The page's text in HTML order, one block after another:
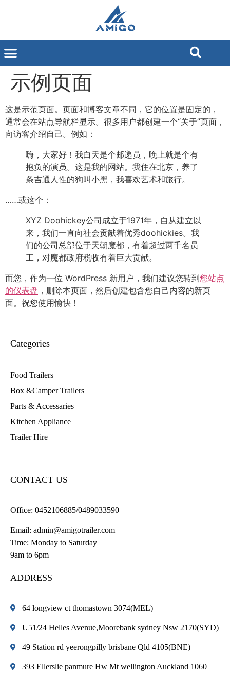
示例页面
这是示范页面。页面和博客文章不同，它的位置是固定的，
通常会在站点导航栏显示。很多用户都创建一个“关于”页面，
向访客介绍自己。例如：
嗨，大家好！我白天是个邮递员，晚上就是个有
抱负的演员。这是我的网站。我住在北京，养了
条吉通人性的狗叫小黑，我喜欢艺术和旅行。
……或这个：
XYZ Doohickey公司成立于1971年，自从建立以
来，我们一直向社会贡献着优秀doohickies。我
们的公司总部位于天朝魔都，有着超过两千名员
工，对魔都政府税收有着巨大贡献。
而您，作为一位 WordPress 新用户，我们建议您转到您站点
的仪表盘 ，删除本页面，然后创建包含您自己内容的新页
面。祝您使用愉快！
Categories
Food Trailers
Box &Camper Trailers
Parts & Accessaries
Kitchen Appliance
Trailer Hire
CONTACT US
Office: 0452106885/0489033590
Email: admin@amigotrailer.com
Time: Monday to Saturday
9am to 6pm
ADDRESS
64 longview ct thomastown 3074(MEL)
U51/24 Helles Avenue,Moorebank sydney Nsw 2170(SYD)
49 Station rd yeerongpilly brisbane Qld 4105(BNE)
393 Ellerslie panmure Hw Mt wellington Auckland 1060